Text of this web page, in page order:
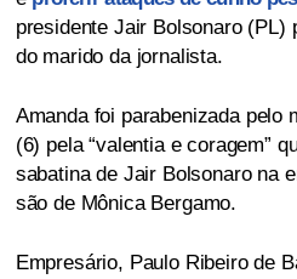
presidente Jair Bolsonaro (PL)
do marido da jornalista.
Amanda foi parabenizada pelo
(6) pela “valentia e coragem”
sabatina de Jair Bolsonaro na
são de Mônica Bergamo.
Empresário, Paulo Ribeiro de